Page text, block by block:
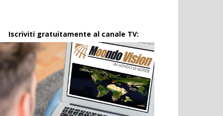
Iscriviti gratuitamente al canale TV: